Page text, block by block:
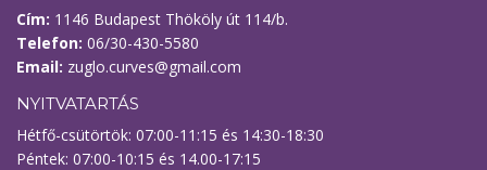
Cím: 1146 Budapest Thököly út 114/b.
Telefon: 06/30-430-5580
Email: zuglo.curves@gmail.com
NYITVATARTÁS
Hétfő-csütörtök: 07:00-11:15 és 14:30-18:30
Péntek: 07:00-10:15 és 14.00-17:15